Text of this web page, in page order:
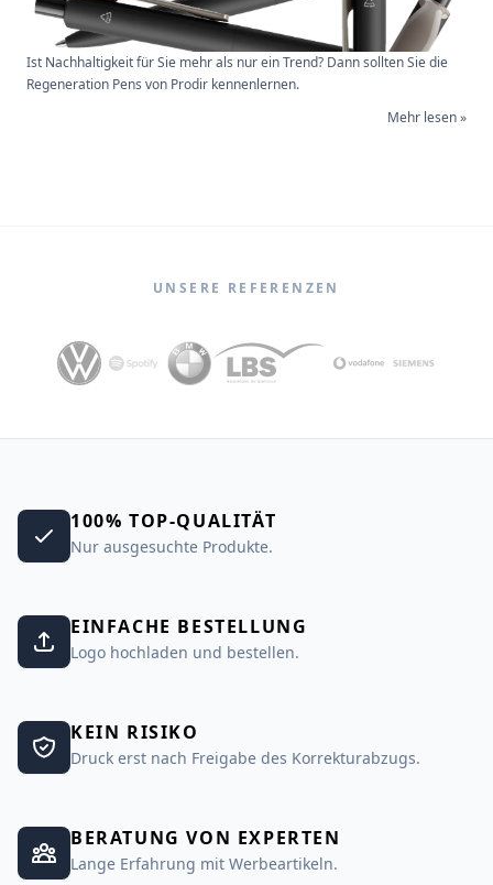
Ist Nachhaltigkeit für Sie mehr als nur ein Trend? Dann sollten Sie die
Regeneration Pens von Prodir kennenlernen.
Mehr lesen »
UNSERE REFERENZEN
100% TOP-QUALITÄT
Nur ausgesuchte Produkte.
EINFACHE BESTELLUNG
Logo hochladen und bestellen.
KEIN RISIKO
Druck erst nach Freigabe des Korrekturabzugs.
BERATUNG VON EXPERTEN
Lange Erfahrung mit Werbeartikeln.